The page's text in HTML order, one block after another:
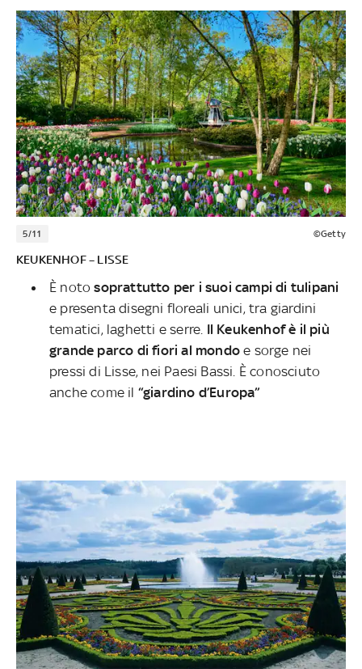
5/11 ©Getty
KEUKENHOF – LISSE
È notosoprattutto per i suoi campi di tulipani
e presenta disegni floreali unici, tra giardini
tematici, laghetti e serre. Il Keukenhof è il più
grande parco di fiori al mondo e sorge nei
pressi di Lisse, nei Paesi Bassi. È conosciuto
anche come il “giardino d’Europa”